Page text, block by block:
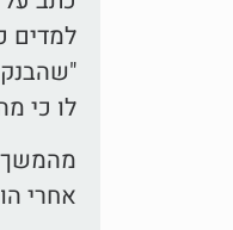
למדים
לו כי
מהמשך
אחרי